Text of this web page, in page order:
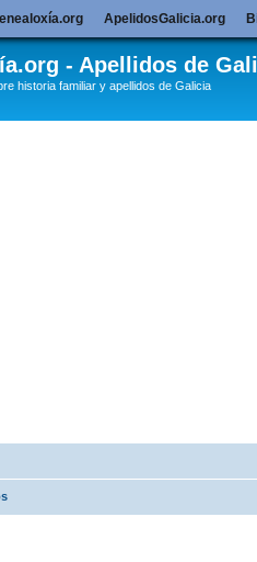
- Apellidos de
historia familiar y apellidos de Galicia
ApelidosGalicia.org